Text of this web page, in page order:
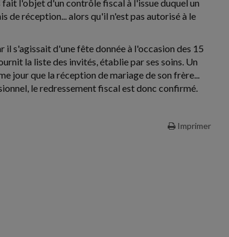
l'objet d'un contrôle fiscal à l'issue duquel un
de réception... alors qu'il n'est pas autorisé à le
s'agissait d'une fête donnée à l'occasion des 15
la liste des invités, établie par ses soins. Un
jour que la réception de mariage de son frère...
le redressement fiscal est donc confirmé.
Imprimer